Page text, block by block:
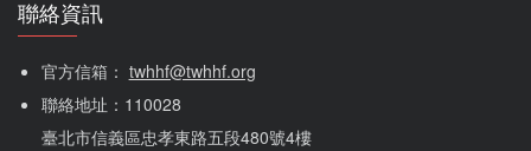
聯絡資訊
官方信箱： twhhf@twhhf.org
聯絡地址：110028
臺北市信義區忠孝東路五段480號4樓